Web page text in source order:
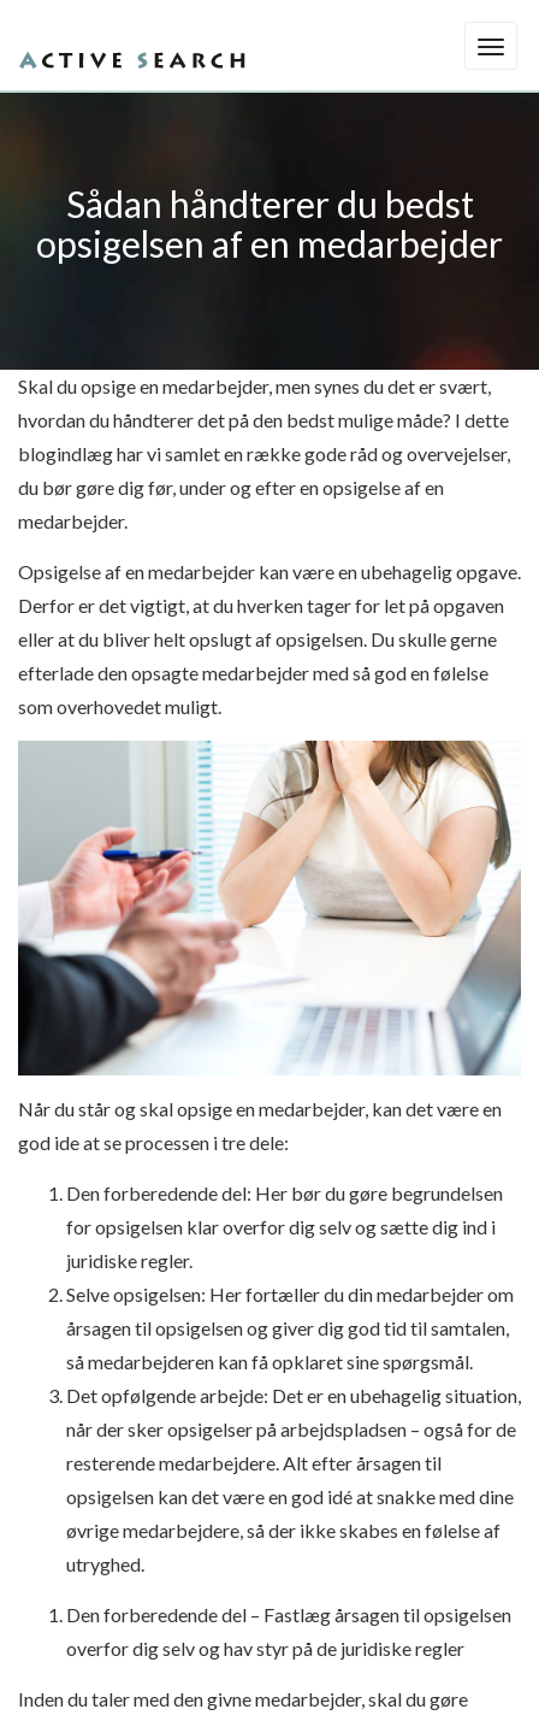
til
Sådan håndterer du bedst
opsigelsen af en medarbejder
Skal du opsige en medarbejder, men synes du det er svært,
hvordan du håndterer det på den bedst mulige måde? I dette
blogindlæg har vi samlet en række gode råd og overvejelser,
du bør gøre dig før, under og efter en opsigelse af en
medarbejder.
Opsigelse af en medarbejder kan være en ubehagelig opgave.
Derfor er det vigtigt, at du hverken tager for let på opgaven
eller at du bliver helt opslugt af opsigelsen. Du skulle gerne
efterlade den opsagte medarbejder med så god en følelse
som overhovedet muligt.
Når du står og skal opsige en medarbejder, kan det være en
god ide at se processen i tre dele:
Den forberedende del: Her bør du gøre begrundelsen
for opsigelsen klar overfor dig selv og sætte dig ind i
juridiske regler.
Selve opsigelsen: Her fortæller du din medarbejder om
årsagen til opsigelsen og giver dig god tid til samtalen,
så medarbejderen kan få opklaret sine spørgsmål.
Det opfølgende arbejde: Det er en ubehagelig situation,
når der sker opsigelser på arbejdspladsen – også for de
resterende medarbejdere. Alt efter årsagen til
opsigelsen kan det være en god idé at snakke med dine
øvrige medarbejdere, så der ikke skabes en følelse af
utryghed.
Den forberedende del – Fastlæg årsagen til opsigelsen
overfor dig selv og hav styr på de juridiske regler
Inden du taler med den givne medarbejder, skal du gøre